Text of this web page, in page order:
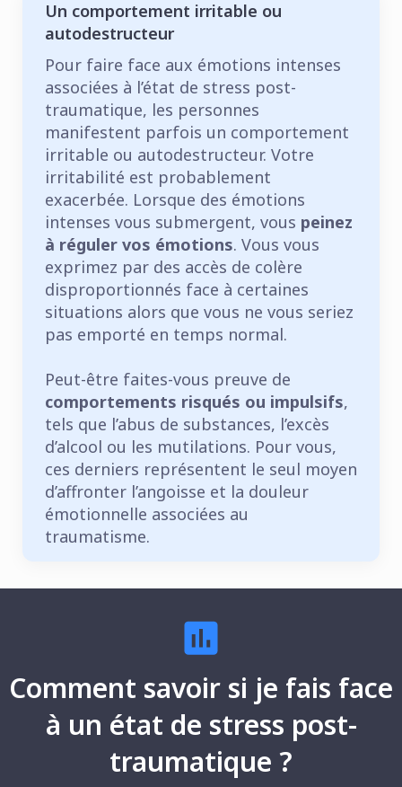
Un comportement irritable ou
autodestructeur
Pour faire face aux émotions intenses
associées à l’état de stress post-
traumatique, les personnes
manifestent parfois un comportement
irritable ou autodestructeur. Votre
irritabilité est probablement
exacerbée. Lorsque des émotions
intenses vous submergent, vous peinez
à réguler vos émotions. Vous vous
exprimez par des accès de colère
disproportionnés face à certaines
situations alors que vous ne vous seriez
pas emporté en temps normal.
Peut-être faites-vous preuve de
comportements risqués ou impulsifs,
tels que l’abus de substances, l’excès
d’alcool ou les mutilations. Pour vous,
ces derniers représentent le seul moyen
d’affronter l’angoisse et la douleur
émotionnelle associées au
traumatisme.
Comment savoir si je fais face
à un état de stress post-
traumatique ?